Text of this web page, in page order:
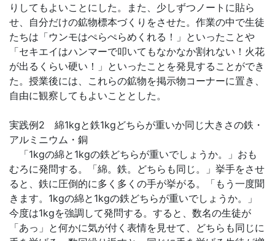
りしてもよいことにした。また、少しずつノートに貼ら
せ、自分だけの鉱物標本づくりをさせた。作業の中で生徒
たちは「ウンモはぺらぺらめくれる！」といったことや
「セキエイはハンマーで叩いてもなかなか割れない！火花
が出るくらい硬い！」といったことを発見することができ
た。授業後には、これらの鉱物を掲示物コーナーに置き、
自由に観察してもよいこととした。
実践例2 綿1kgと鉄1kgどちらが重いか同じ大きさの鉄・
アルミニウム・銅
「1kgの綿と1kgの鉄どちらが重いでしょうか。」おも
むろに発問する。「綿。鉄。どちらも同じ。」挙手をさせ
ると、鉄に圧倒的に多く多くの手が挙がる。「もう一度聞
きます。1kgの綿と1kgの鉄どちらが重いでしょうか。」
今度は1kgを強調して発問する。すると、数名の生徒が
「あっ」と何かに気が付く表情を見せて、どちらも同じに